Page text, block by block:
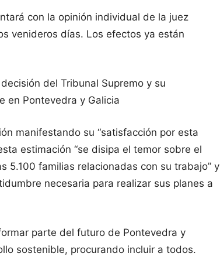
con la opinión individual de la juez
venideros días. Los efectos ya están
del Tribunal Supremo y su
en Pontevedra y Galicia
manifestando su “satisfacción por esta
estimación “se disipa el temor sobre el
5.100 familias relacionadas con su trabajo” y
necesaria para realizar sus planes a
parte del futuro de Pontevedra y
sostenible, procurando incluir a todos.